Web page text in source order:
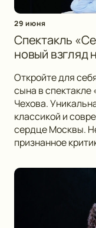
29 июня
Спектакль
новый взгляд
Откройте для
сына в
Чехова.
классикой и
сердце Москвы.
признанное